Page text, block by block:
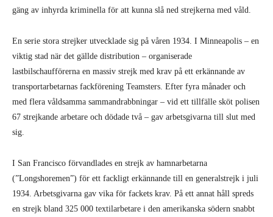
gäng av inhyrda kriminella för att kunna slå ned strejkerna med våld.
En serie stora strejker utvecklade sig på våren 1934. I Minneapolis – en
viktig stad när det gällde distribution – organiserade
lastbilschaufförerna en massiv strejk med krav på ett erkännande av
transportarbetarnas fackförening Teamsters. Efter fyra månader och
med flera våldsamma sammandrabbningar – vid ett tillfälle sköt polisen
67 strejkande arbetare och dödade två – gav arbetsgivarna till slut med
sig.
I San Francisco förvandlades en strejk av hamnarbetarna
(”Longshoremen”) för ett fackligt erkännande till en generalstrejk i juli
1934. Arbetsgivarna gav vika för fackets krav. På ett annat håll spreds
en strejk bland 325 000 textilarbetare i den amerikanska södern snabbt